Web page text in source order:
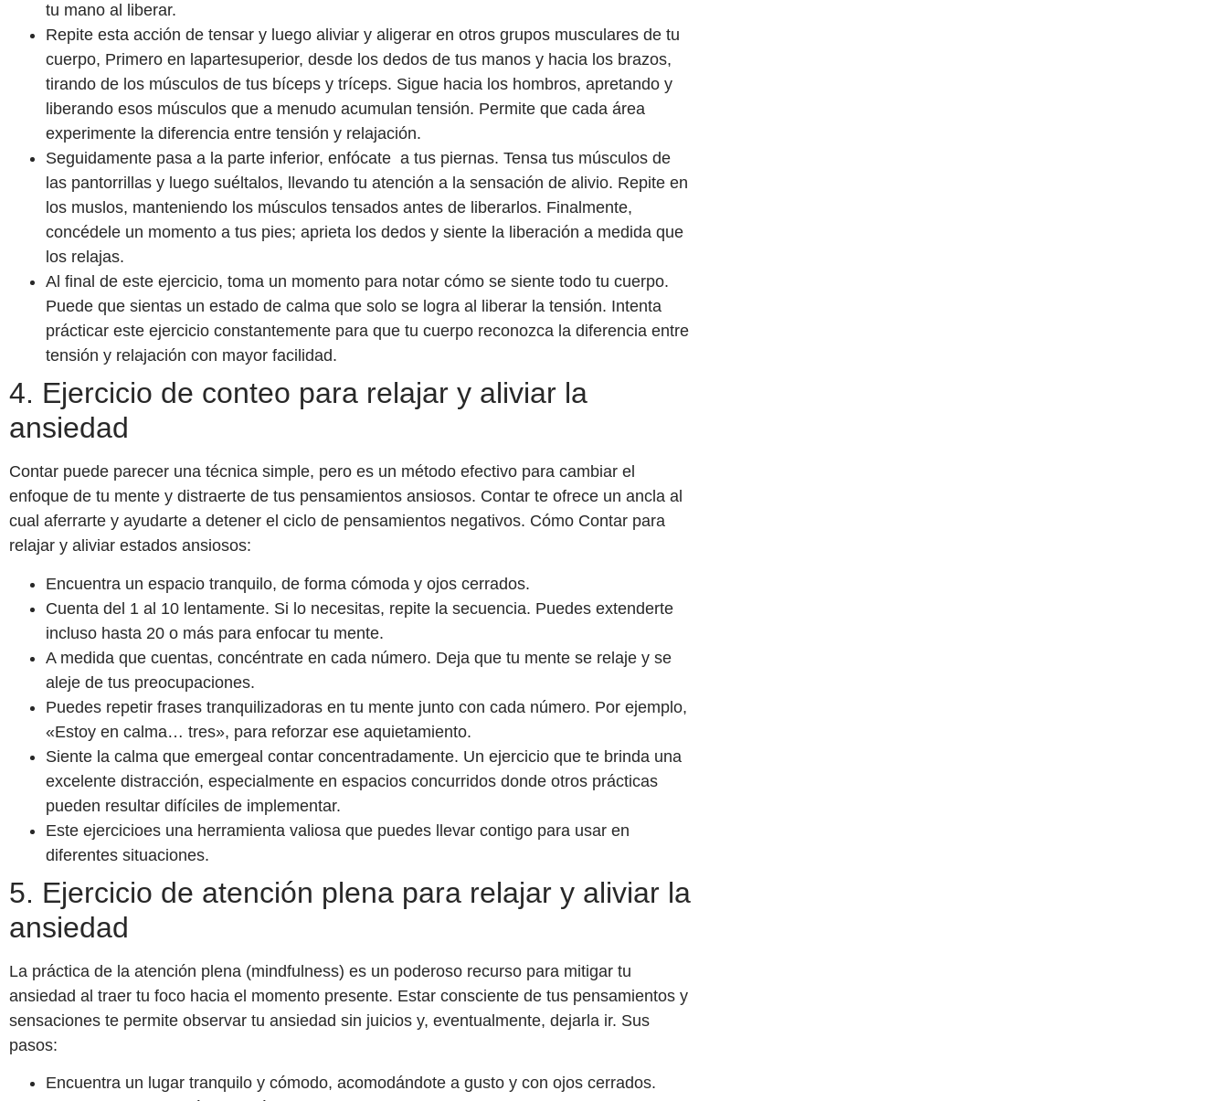
tu mano al liberar.
Repite esta acción de tensar y luego aliviar y aligerar en otros grupos musculares de tu
cuerpo, Primero en lapartesuperior, desde los dedos de tus manos y hacia los brazos,
tirando de los músculos de tus bíceps y tríceps. Sigue hacia los hombros, apretando y
liberando esos músculos que a menudo acumulan tensión. Permite que cada área
experimente la diferencia entre tensión y relajación.
Seguidamente pasa a la parte inferior, enfócate a tus piernas. Tensa tus músculos de
las pantorrillas y luego suéltalos, llevando tu atención a la sensación de alivio. Repite en
los muslos, manteniendo los músculos tensados antes de liberarlos. Finalmente,
concédele un momento a tus pies; aprieta los dedos y siente la liberación a medida que
los relajas.
Al final de este ejercicio, toma un momento para notar cómo se siente todo tu cuerpo.
Puede que sientas un estado de calma que solo se logra al liberar la tensión. Intenta
prácticar este ejercicio constantemente para que tu cuerpo reconozca la diferencia entre
tensión y relajación con mayor facilidad.
4. Ejercicio de conteo para relajar y aliviar la
ansiedad
Contar puede parecer una técnica simple, pero es un método efectivo para cambiar el
enfoque de tu mente y distraerte de tus pensamientos ansiosos. Contar te ofrece un ancla al
cual aferrarte y ayudarte a detener el ciclo de pensamientos negativos. Cómo Contar para
relajar y aliviar estados ansiosos:
Encuentra un espacio tranquilo, de forma cómoda y ojos cerrados.
Cuenta del 1 al 10 lentamente. Si lo necesitas, repite la secuencia. Puedes extenderte
incluso hasta 20 o más para enfocar tu mente.
A medida que cuentas, concéntrate en cada número. Deja que tu mente se relaje y se
aleje de tus preocupaciones.
Puedes repetir frases tranquilizadoras en tu mente junto con cada número. Por ejemplo,
«Estoy en calma… tres», para reforzar ese aquietamiento.
Siente la calma que emergeal contar concentradamente. Un ejercicio que te brinda una
excelente distracción, especialmente en espacios concurridos donde otros prácticas
pueden resultar difíciles de implementar.
Este ejercicioes una herramienta valiosa que puedes llevar contigo para usar en
diferentes situaciones.
5. Ejercicio de atención plena para relajar y aliviar la
ansiedad
La práctica de la atención plena (mindfulness) es un poderoso recurso para mitigar tu
ansiedad al traer tu foco hacia el momento presente. Estar consciente de tus pensamientos y
sensaciones te permite observar tu ansiedad sin juicios y, eventualmente, dejarla ir. Sus
pasos:
Encuentra un lugar tranquilo y cómodo, acomodándote a gusto y con ojos cerrados.